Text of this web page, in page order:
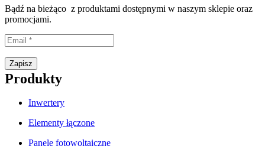
Bądź na bieżąco z produktami dostępnymi w naszym sklepie oraz
promocjami.
Zapisz
Produkty
Inwertery
Elementy łączone
Panele fotowoltaiczne